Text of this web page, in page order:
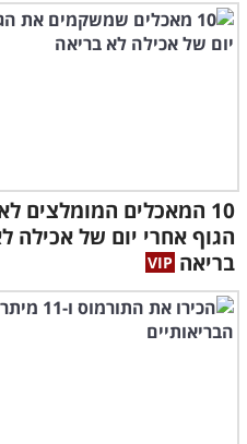
10 המאכלים המומלצים
הגוף אחרי יום של אכילה
בריאה